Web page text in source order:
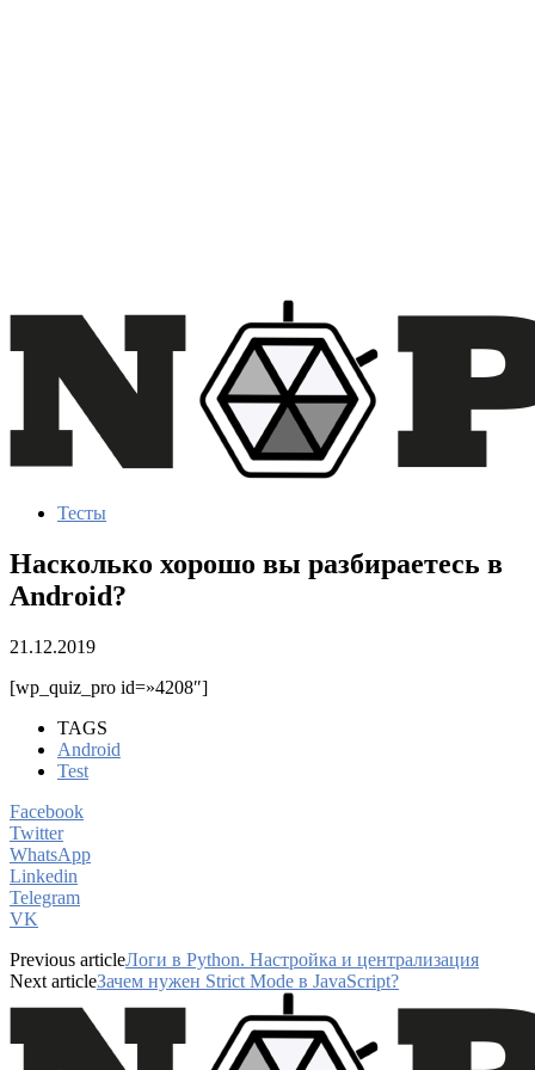
Тесты
Насколько хорошо вы разбираетесь в
Android?
21.12.2019
[wp_quiz_pro id=»4208″]
TAGS
Android
Test
Facebook
Twitter
WhatsApp
Linkedin
Telegram
VK
Previous articleЛоги в Python. Настройка и централизация
Next articleЗачем нужен Strict Mode в JavaScript?